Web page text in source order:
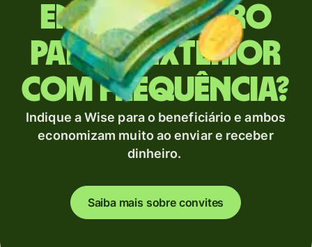
Envia dinheiro
para o exterior
com frequência?
Indique a Wise para o beneficiário e ambos
economizam muito ao enviar e receber
dinheiro.
Saiba mais sobre convites